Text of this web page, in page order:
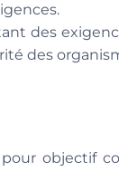
des
des
objectif